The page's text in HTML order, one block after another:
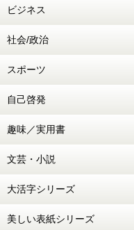
ビジネス
社会/政治
スポーツ
自己啓発
趣味／実用書
文芸・小説
大活字シリーズ
美しい表紙シリーズ